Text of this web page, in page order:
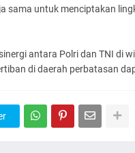
sama untuk menciptakan
antara Polri dan TNI di
di daerah perbatasan